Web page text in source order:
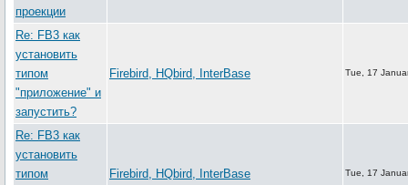
проекции
Re: FB3 как
установить
типом
"приложение" и
запустить?
Firebird, HQbird, InterBase Tue, 17
Re: FB3 как
установить
типом
Firebird, HQbird, InterBase Tue, 17